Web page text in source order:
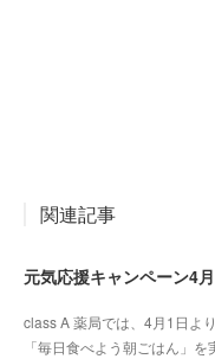
関連記事
class A 薬局では、4月1日よ
「毎日食べよう朝ごはん」